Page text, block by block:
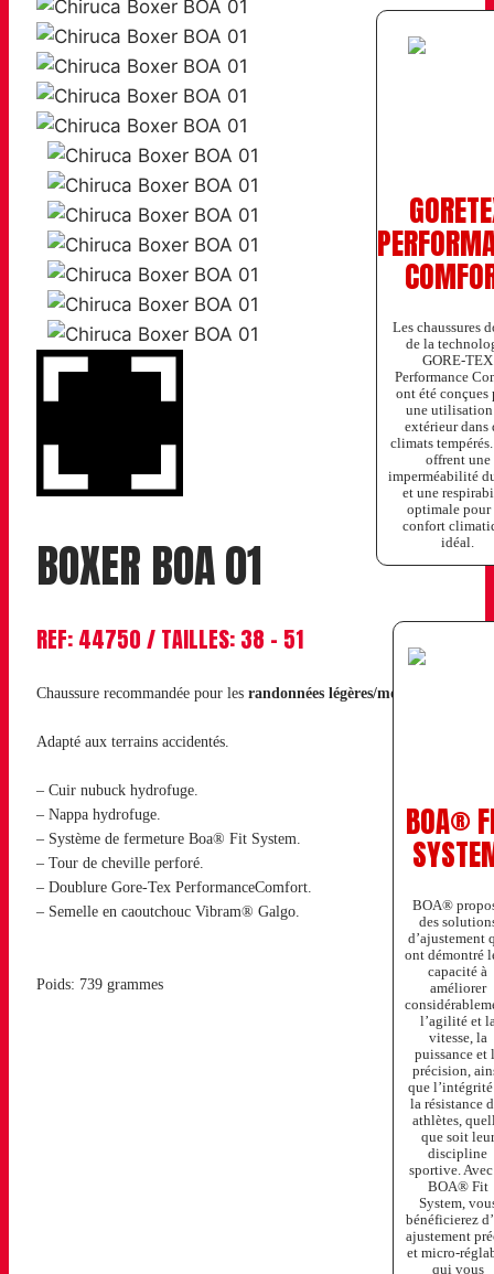
BOXER BOA 01
REF: 44750 / TAILLES: 38 – 51
Chaussure recommandée pour les randonnées légères/moyennes
Adapté aux terrains accidentés.
– Cuir nubuck hydrofuge.
– Nappa hydrofuge.
– Système de fermeture Boa® Fit System.
– Tour de cheville perforé.
– Doublure Gore-Tex PerformanceComfort.
– Semelle en caoutchouc Vibram® Galgo.
Poids: 739 grammes
Les chaussures
de la
GORE-TEX
Performance
ont été conçues
une utilisation
extérieur dans
climats
offrent une
imperméabilité
et une
optimale pour
confort
idéal.
BOA®
BOA®
des
d’ajustement
ont démontré
capacité à
améliorer
l’agilité et
vitesse, la
puissance et
précision,
que
la résistance
athlètes,
que soit leur
discipline
sportive.
BOA® Fit
System,
bénéficierez
ajustement
et micro-
qui vous